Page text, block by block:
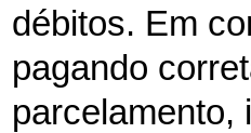
débitos. Em
pagando
parcelamento,